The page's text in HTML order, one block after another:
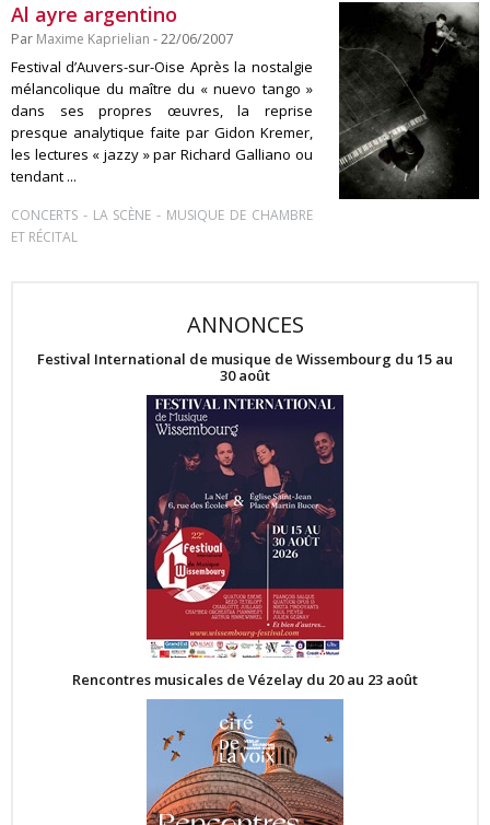
Al ayre argentino
Par Maxime Kaprielian - 22/06/2007
Festival d’Auvers-sur-Oise Après la nostalgie
mélancolique du maître du « nuevo tango »
dans ses propres œuvres, la reprise
presque analytique faite par Gidon Kremer,
les lectures « jazzy » par Richard Galliano ou
tendant ...
CONCERTS - LA SCÈNE - MUSIQUE DE CHAMBRE
ET RÉCITAL
ANNONCES
Festival International de musique de Wissembourg du 15 au
30 août
Rencontres musicales de Vézelay du 20 au 23 août